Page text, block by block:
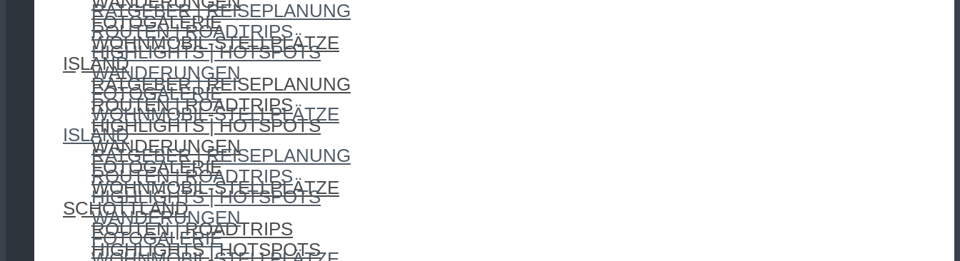
FOTOGALERIE
WOHNMOBIL-STELLPLÄTZE
ISLAND
RATGEBER | REISEPLANUNG
ROUTEN | ROADTRIPS
HIGHLIGHTS | HOTSPOTS
WANDERUNGEN
FOTOGALERIE
WOHNMOBIL-STELLPLÄTZE
SCHOTTLAND
ROUTEN | ROADTRIPS
HIGHLIGHTS | HOTSPOTS
RATGEBER | REISEPLANUNG
ROUTEN | ROADTRIPS
HIGHLIGHTS | HOTSPOTS
WANDERUNGEN
FOTOGALERIE
WOHNMOBIL-STELLPLÄTZE
ISLAND
RATGEBER | REISEPLANUNG
ROUTEN | ROADTRIPS
HIGHLIGHTS | HOTSPOTS
WANDERUNGEN
FOTOGALERIE